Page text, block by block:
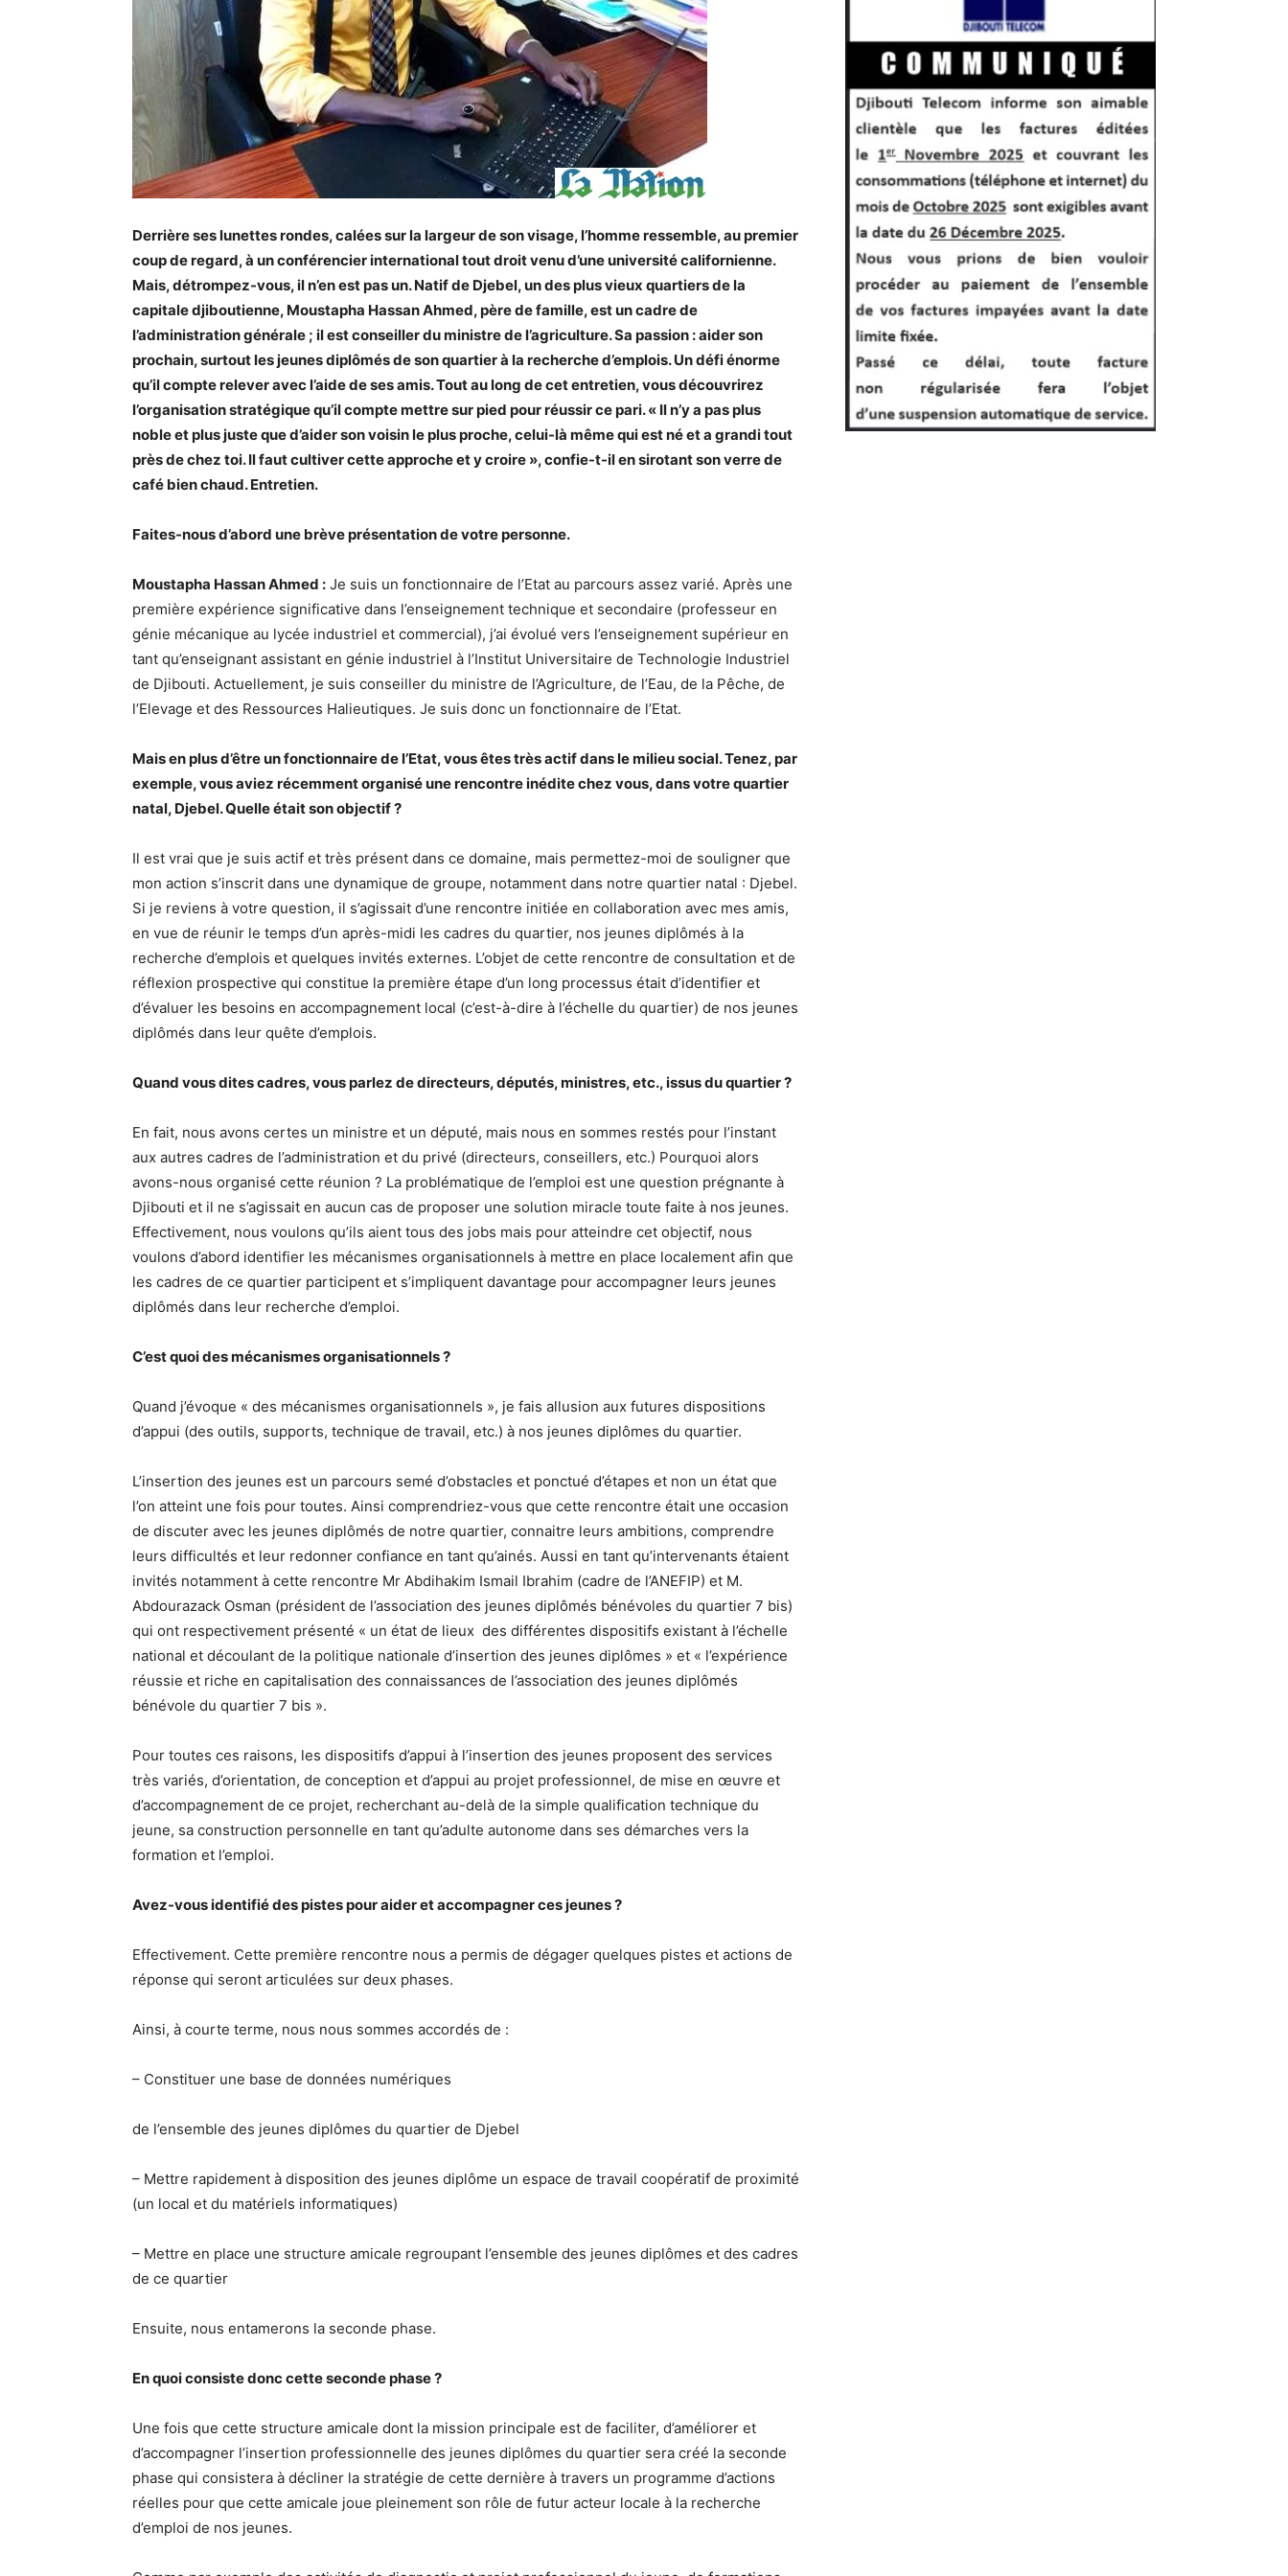
Derrière ses lunettes rondes, calées sur la largeur de son visage, l’homme ressemble, au premier
coup de regard, à un conférencier international tout droit venu d’une université californienne.
Mais, détrompez-vous, il n’en est pas un. Natif de Djebel, un des plus vieux quartiers de la
capitale djiboutienne, Moustapha Hassan Ahmed, père de famille, est un cadre de
l’administration générale ; il est conseiller du ministre de l’agriculture. Sa passion : aider son
prochain, surtout les jeunes diplômés de son quartier à la recherche d’emplois. Un défi énorme
qu’il compte relever avec l’aide de ses amis. Tout au long de cet entretien, vous découvrirez
l’organisation stratégique qu’il compte mettre sur pied pour réussir ce pari. « Il n’y a pas plus
noble et plus juste que d’aider son voisin le plus proche, celui-là même qui est né et a grandi tout
près de chez toi. Il faut cultiver cette approche et y croire », confie-t-il en sirotant son verre de
café bien chaud. Entretien.
Faites-nous d’abord une brève présentation de votre personne.
Moustapha Hassan Ahmed : Je suis un fonctionnaire de l’Etat au parcours assez varié. Après une
première expérience significative dans l’enseignement technique et secondaire (professeur en
génie mécanique au lycée industriel et commercial), j’ai évolué vers l’enseignement supérieur en
tant qu’enseignant assistant en génie industriel à l’Institut Universitaire de Technologie Industriel
de Djibouti. Actuellement, je suis conseiller du ministre de l’Agriculture, de l’Eau, de la Pêche, de
l’Elevage et des Ressources Halieutiques. Je suis donc un fonctionnaire de l’Etat.
Mais en plus d’être un fonctionnaire de l’Etat, vous êtes très actif dans le milieu social. Tenez, par
exemple, vous aviez récemment organisé une rencontre inédite chez vous, dans votre quartier
natal, Djebel. Quelle était son objectif ?
Il est vrai que je suis actif et très présent dans ce domaine, mais permettez-moi de souligner que
mon action s’inscrit dans une dynamique de groupe, notamment dans notre quartier natal : Djebel.
Si je reviens à votre question, il s’agissait d’une rencontre initiée en collaboration avec mes amis,
en vue de réunir le temps d’un après-midi les cadres du quartier, nos jeunes diplômés à la
recherche d’emplois et quelques invités externes. L’objet de cette rencontre de consultation et de
réflexion prospective qui constitue la première étape d’un long processus était d’identifier et
d’évaluer les besoins en accompagnement local (c’est-à-dire à l’échelle du quartier) de nos jeunes
diplômés dans leur quête d’emplois.
Quand vous dites cadres, vous parlez de directeurs, députés, ministres, etc., issus du quartier ?
En fait, nous avons certes un ministre et un député, mais nous en sommes restés pour l’instant
aux autres cadres de l’administration et du privé (directeurs, conseillers, etc.) Pourquoi alors
avons-nous organisé cette réunion ? La problématique de l’emploi est une question prégnante à
Djibouti et il ne s’agissait en aucun cas de proposer une solution miracle toute faite à nos jeunes.
Effectivement, nous voulons qu’ils aient tous des jobs mais pour atteindre cet objectif, nous
voulons d’abord identifier les mécanismes organisationnels à mettre en place localement afin que
les cadres de ce quartier participent et s’impliquent davantage pour accompagner leurs jeunes
diplômés dans leur recherche d’emploi.
C’est quoi des mécanismes organisationnels ?
Quand j’évoque « des mécanismes organisationnels », je fais allusion aux futures dispositions
d’appui (des outils, supports, technique de travail, etc.) à nos jeunes diplômes du quartier.
L’insertion des jeunes est un parcours semé d’obstacles et ponctué d’étapes et non un état que
l’on atteint une fois pour toutes. Ainsi comprendriez-vous que cette rencontre était une occasion
de discuter avec les jeunes diplômés de notre quartier, connaitre leurs ambitions, comprendre
leurs difficultés et leur redonner confiance en tant qu’ainés. Aussi en tant qu’intervenants étaient
invités notamment à cette rencontre Mr Abdihakim Ismail Ibrahim (cadre de l’ANEFIP) et M.
Abdourazack Osman (président de l’association des jeunes diplômés bénévoles du quartier 7 bis)
qui ont respectivement présenté « un état de lieux des différentes dispositifs existant à l’échelle
national et découlant de la politique nationale d’insertion des jeunes diplômes » et « l’expérience
réussie et riche en capitalisation des connaissances de l’association des jeunes diplômés
bénévole du quartier 7 bis ».
Pour toutes ces raisons, les dispositifs d’appui à l’insertion des jeunes proposent des services
très variés, d’orientation, de conception et d’appui au projet professionnel, de mise en œuvre et
d’accompagnement de ce projet, recherchant au-delà de la simple qualification technique du
jeune, sa construction personnelle en tant qu’adulte autonome dans ses démarches vers la
formation et l’emploi.
Avez-vous identifié des pistes pour aider et accompagner ces jeunes ?
Effectivement. Cette première rencontre nous a permis de dégager quelques pistes et actions de
réponse qui seront articulées sur deux phases.
Ainsi, à courte terme, nous nous sommes accordés de :
– Constituer une base de données numériques
de l’ensemble des jeunes diplômes du quartier de Djebel
– Mettre rapidement à disposition des jeunes diplôme un espace de travail coopératif de proximité
(un local et du matériels informatiques)
– Mettre en place une structure amicale regroupant l’ensemble des jeunes diplômes et des cadres
de ce quartier
Ensuite, nous entamerons la seconde phase.
En quoi consiste donc cette seconde phase ?
Une fois que cette structure amicale dont la mission principale est de faciliter, d’améliorer et
d’accompagner l’insertion professionnelle des jeunes diplômes du quartier sera créé la seconde
phase qui consistera à décliner la stratégie de cette dernière à travers un programme d’actions
réelles pour que cette amicale joue pleinement son rôle de futur acteur locale à la recherche
d’emploi de nos jeunes.